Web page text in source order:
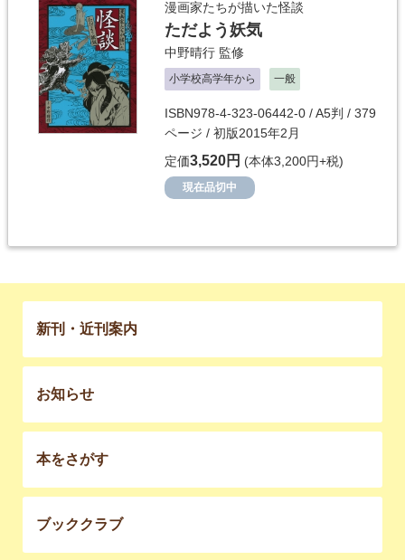
漫画家たちが描いた怪談
ただよう妖気
中野晴行 監修
小学校高学年から 一般
ISBN978-4-323-06442-0 / A5判 / 379
ページ / 初版2015年2月
定価3,520円 (本体3,200円+税)
現在品切中
新刊・近刊案内
お知らせ
本をさがす
ブッククラブ